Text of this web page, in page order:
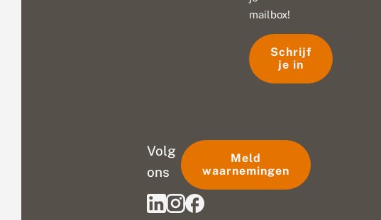
mailbox!
Schrijf
je in
Volg
ons
Meld
waarnemingen